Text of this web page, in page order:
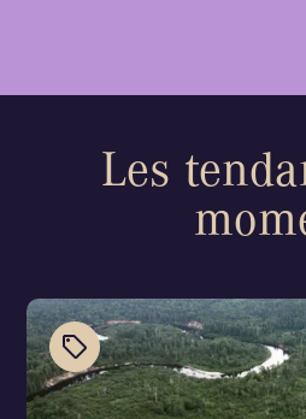
Zone médiasLes